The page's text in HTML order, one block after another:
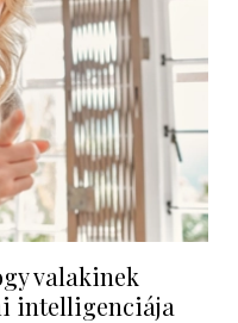
valakinek
intelligenciája